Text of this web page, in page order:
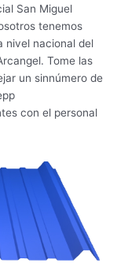
San Miguel
tenemos
nivel nacional del
Tome las
un sinnúmero de
con el personal